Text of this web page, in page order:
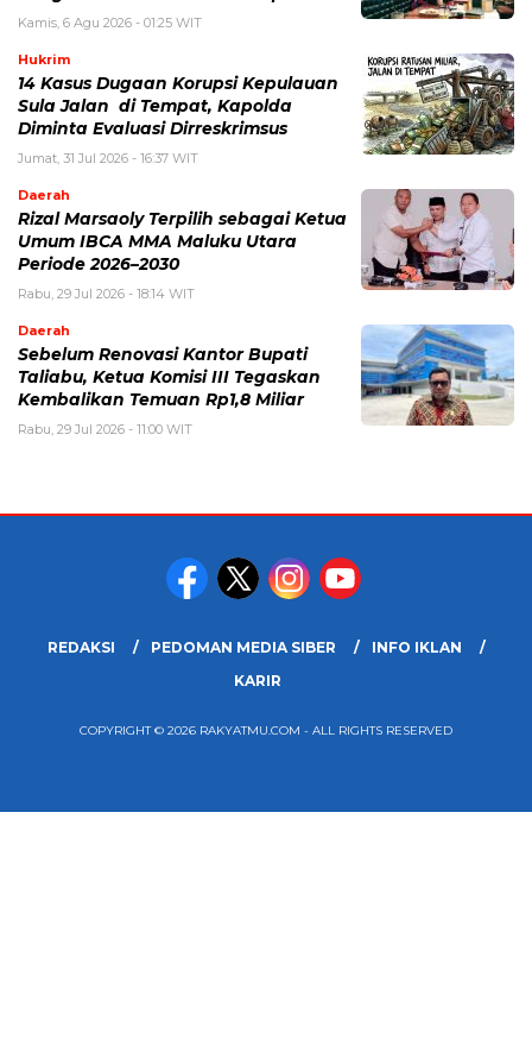
Kamis, 6 Agu 2026 - 01:25 WIT
Hukrim
14 Kasus Dugaan Korupsi Kepulauan
Sula Jalan di Tempat, Kapolda
Diminta Evaluasi Dirreskrimsus
Jumat, 31 Jul 2026 - 16:37 WIT
Daerah
Rizal Marsaoly Terpilih sebagai Ketua
Umum IBCA MMA Maluku Utara
Periode 2026–2030
Rabu, 29 Jul 2026 - 18:14 WIT
Daerah
Sebelum Renovasi Kantor Bupati
Taliabu, Ketua Komisi III Tegaskan
Kembalikan Temuan Rp1,8 Miliar
Rabu, 29 Jul 2026 - 11:00 WIT
REDAKSI PEDOMAN MEDIA SIBER
INFO IKLAN
KARIR
COPYRIGHT © 2026 RAKYATMU.COM - ALL RIGHTS RESERVED